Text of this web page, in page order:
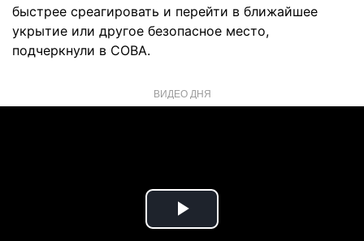
быстрее среагировать и перейти в ближайшее
укрытие или другое безопасное место,
подчеркнули в СОВА.
ВИДЕО ДНЯ
Play